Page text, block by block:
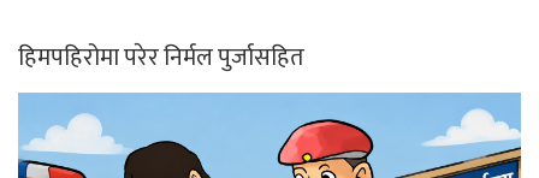
हिमपहिरोमा परेर निर्मल पुर्जासहित